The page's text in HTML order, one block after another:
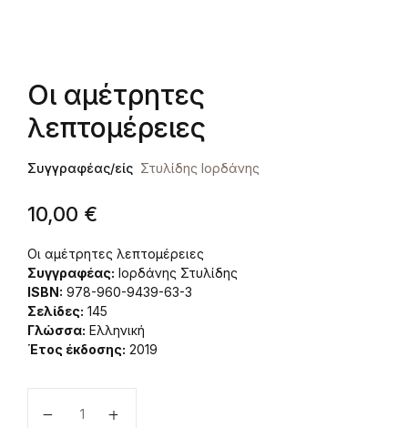
Οι αμέτρητες
λεπτομέρειες
Συγγραφέας/είς Στυλίδης Ιορδάνης
10,00 €
Οι αμέτρητες λεπτομέρειες
Συγγραφέας: Ιορδάνης Στυλίδης
ISBN: 978-960-9439-63-3
Σελίδες: 145
Γλώσσα: Ελληνική
Έτος έκδοσης: 2019